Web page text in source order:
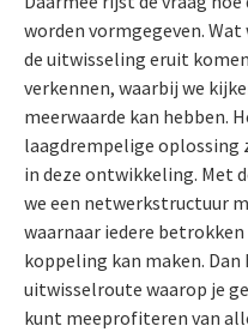
worden vormgegeven.
de uitwisseling eruit
verkennen, waarbij we
meerwaarde kan hebben.
laagdrempelige oplossing
in deze ontwikkeling. Met
we een netwerkstructuur
waarnaar iedere
koppeling kan maken. Dan
uitwisselroute waarop je
kunt meeprofiteren van